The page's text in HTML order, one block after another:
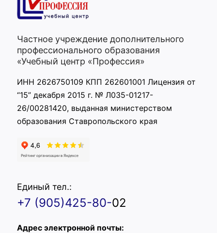
Частное учреждение дополнительного
профессионального образования
«Учебный центр «Профессия»
ИНН 2626750109 КПП 262601001 Лицензия от
“15” декабря 2015 г. № Л035-01217-
26/00281420, выданная министерством
образования Ставропольского края
Единый тел.:
+7 (905)425-80-02
Адрес электронной почты: